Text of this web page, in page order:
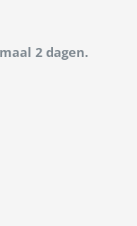
2 dagen.